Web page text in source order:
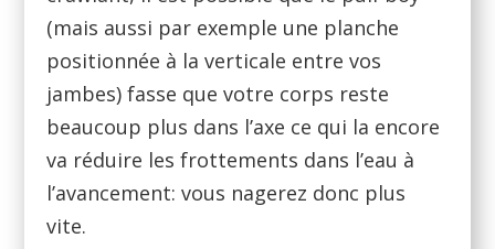
(mais aussi par exemple une planche
positionnée à la verticale entre vos
jambes) fasse que votre corps reste
beaucoup plus dans l’axe ce qui la encore
va réduire les frottements dans l’eau à
l’avancement: vous nagerez donc plus
vite.